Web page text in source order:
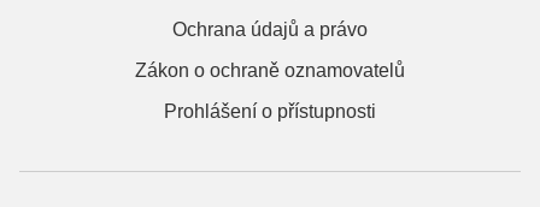
Ochrana údajů a právo
Zákon o ochraně oznamovatelů
Prohlášení o přístupnosti